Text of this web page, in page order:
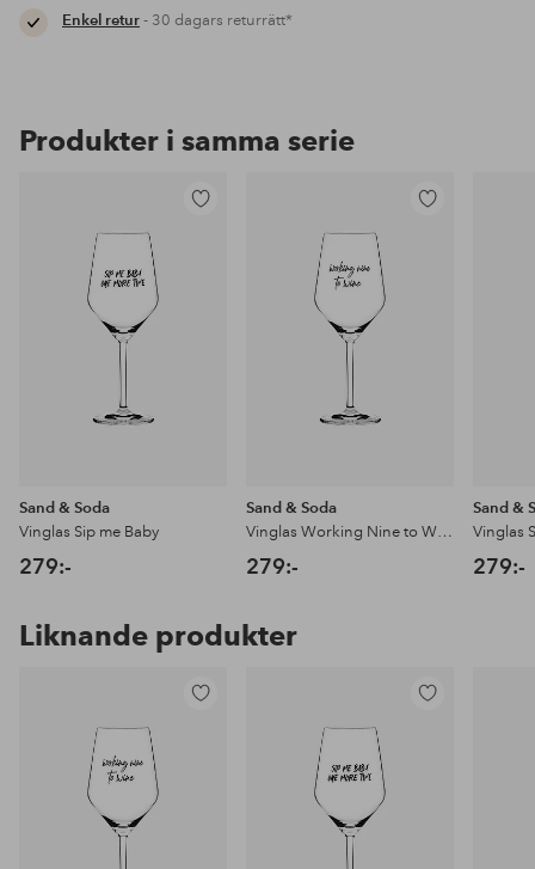
Enkel retur- 30 dagars returrätt*
Produkter i samma serie
Sand & Soda
Vinglas Sip me Baby
279:-
Sand & Soda
Vinglas Working Nine to Wine
279:-
Sand &
Vinglas
279:-
Liknande produkter